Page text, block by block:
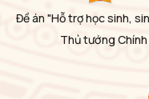
Đề án "Hỗ trợ học sinh,
Thủ tướng